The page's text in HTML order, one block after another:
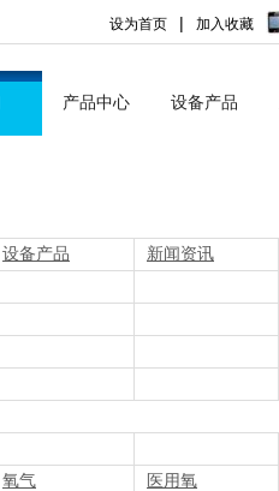
设为首页 | 加入收藏
产品中心 设备产品
设备产品 新闻资讯
氧气 医用氧